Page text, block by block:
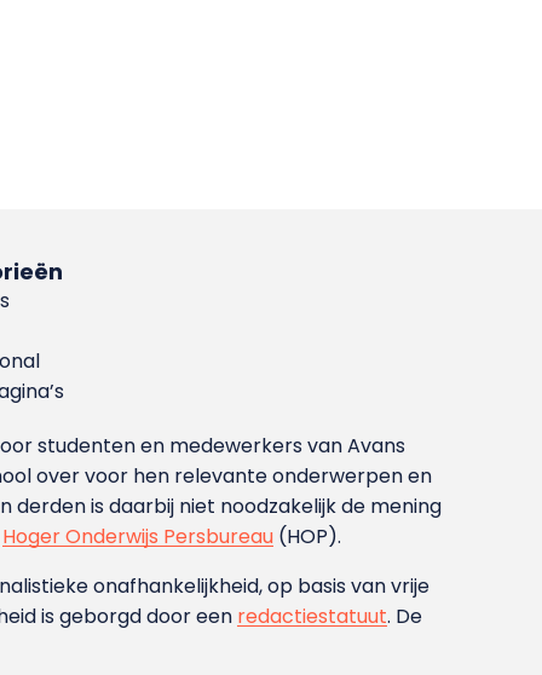
studenten en medewerkers van Avans
over voor hen relevante onderwerpen en
is daarbij niet noodzakelijk de mening
Hoger Onderwijs Persbureau (HOP).
onafhankelijkheid, op basis van vrije
is geborgd door een redactiestatuut. De